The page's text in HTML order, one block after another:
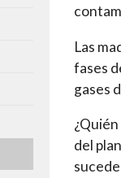
Las
fases
gases
del